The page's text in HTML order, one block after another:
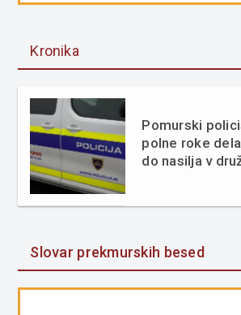
Kronika
Pomurski
polne roke
do nasilja v
Slovar prekmurskih besed